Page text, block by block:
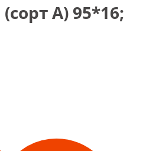
А) 95*16;